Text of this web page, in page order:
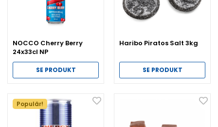
NOCCO Cherry Berry
24x33cl NP
SE PRODUKT
Haribo Piratos Salt 3kg
SE PRODUKT
Populär!